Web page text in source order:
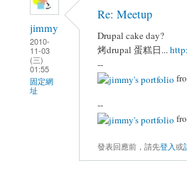
jimmy
2010-
11-03
(三)
01:55
固定網
址
Re: Meetup
Drupal cake day?
烤drupal 蛋糕日...
--
--
發表回應前，請先登入或